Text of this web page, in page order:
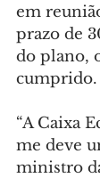
em
prazo de
do plano,
cumprido.
“A Caixa
me deve
ministro